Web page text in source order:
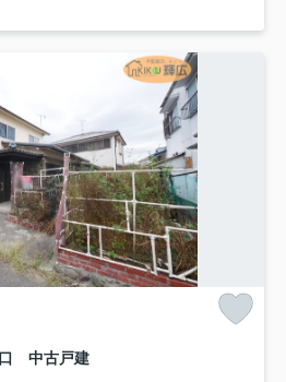
口 中古戸建